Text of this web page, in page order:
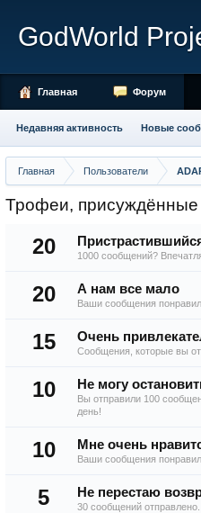
Главная Пользователи
Трофеи, присуждённые
20 1000 сообщений?
20 А нам все мало
Ваши сообщения
15 Очень
Сообщения, которые вы
10 Не могу
Вы отправили 100
день!
10 Мне очень
Ваши сообщения
5 Не перестаю
30 сообщений
GodWorld
Главная Форум
Недавняя активность Новые